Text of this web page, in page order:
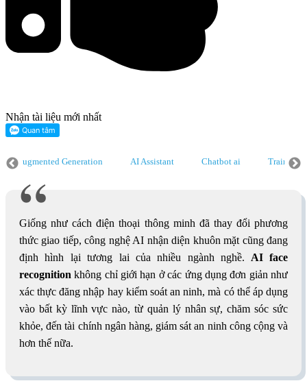
Nhận tài liệu mới nhất
Generation AI Assistant Chatbot ai
Train AI
Giống như cách điện thoại thông minh đã thay đổi phương
thức giao tiếp, công nghệ AI nhận diện khuôn mặt cũng đang
định hình lại tương lai của nhiều ngành nghề. AI face
recognition không chỉ giới hạn ở các ứng dụng đơn giản như
xác thực đăng nhập hay kiểm soát an ninh, mà có thể áp dụng
vào bất kỳ lĩnh vực nào, từ quản lý nhân sự, chăm sóc sức
khỏe, đến tài chính ngân hàng, giám sát an ninh công cộng và
hơn thế nữa.